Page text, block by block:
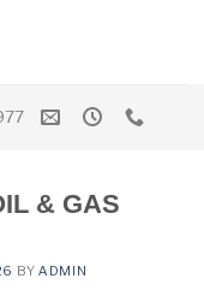
& GAS
BYADMIN